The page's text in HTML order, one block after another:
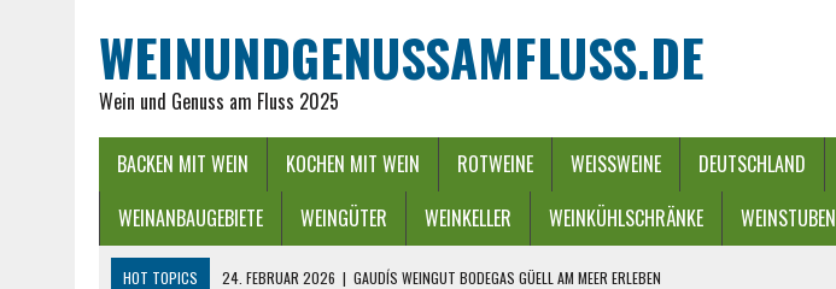
WEINUNDGENUSSAMFLUSS.DE
Wein und Genuss am Fluss 2025
BACKEN MIT WEIN KOCHEN MIT WEIN ROTWEINE WEISSWEINE DEUTSCHLAND
WEINANBAUGEBIETE
WEINGÜTER WEINKELLER WEINKÜHLSCHRÄNKE WEINSTUBEN
HOT TOPICS 24. FEBRUAR 2026 | GAUDÍS WEINGUT BODEGAS GÜELL AM MEER ERLEBEN